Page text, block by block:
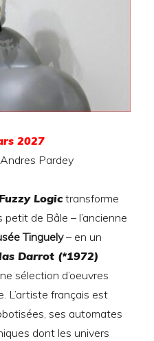
2027
Pardey
Logictransforme
petit de Bâle – l’ancienne
Tinguely– en un
Darrot (*1972)
sélection d’oeuvres
L’artiste français est
ses automates
dont les univers